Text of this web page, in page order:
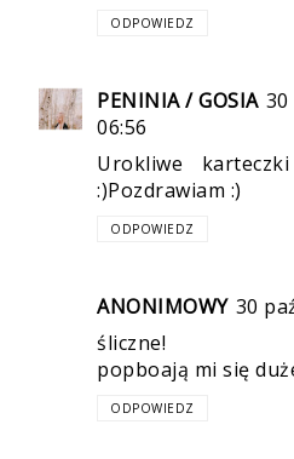
ODPOWIEDZ
PENINIA / GOSIA
06:56
Urokliwe
:)Pozdrawiam :)
ODPOWIEDZ
ANONIMOWY 30
śliczne!
popboają mi się
ODPOWIEDZ